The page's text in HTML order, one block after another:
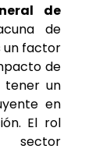
de
de
un factor
de
tener un
en
El rol
sector